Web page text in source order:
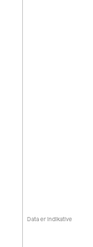
Data er indikative